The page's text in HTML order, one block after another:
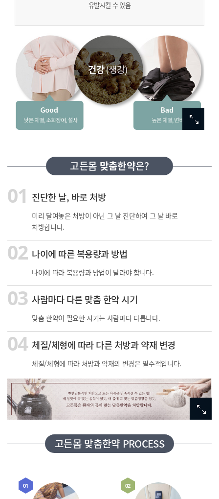
유발시킬 수 있음
고든몸 맞춤한약은?
01 진단한 날, 바로 처방
미리 달여놓은 처방이 아닌 그 날 진단하여 그 날 바로
처방합니다.
02 나이에 따른 복용량과 방법
나이에 따라 복용량과 방법이 달라야 합니다.
03 사람마다 다른 맞춤 한약 시기
맞춤 한약이 필요한 시기는 사람마다 다릅니다.
04 체질/체형에 따라 다른 처방과 약재 변경
체질/체형에 따라 처방과 약재의 변경은 필수적입니다.
고든몸 맞춤한약 PROCESS
01 02